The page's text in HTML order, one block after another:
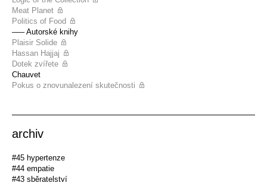
Meat Planet
Politics of Food
––– Autorské knihy
Plaisir Solide
Hassan Hajjaj
Dotek zvířete
Chauvet
Pokus o znovunalezení skutečnosti
archiv
#45 hypertenze
#44 empatie
#43 sběratelství